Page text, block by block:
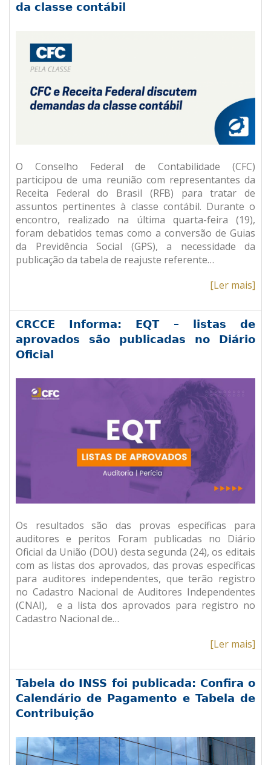
da classe contábil
O Conselho Federal de Contabilidade (CFC)
participou de uma reunião com representantes da
Receita Federal do Brasil (RFB) para tratar de
assuntos pertinentes à classe contábil. Durante o
encontro, realizado na última quarta-feira (19),
foram debatidos temas como a conversão de Guias
da Previdência Social (GPS), a necessidade da
publicação da tabela de reajuste referente…
[Ler mais]
CRCCE Informa: EQT – listas de
aprovados são publicadas no Diário
Oficial
Os resultados são das provas específicas para
auditores e peritos Foram publicadas no Diário
Oficial da União (DOU) desta segunda (24), os editais
com as listas dos aprovados, das provas específicas
para auditores independentes, que terão registro
no Cadastro Nacional de Auditores Independentes
(CNAI), e a lista dos aprovados para registro no
Cadastro Nacional de…
[Ler mais]
Tabela do INSS foi publicada: Confira o
Calendário de Pagamento e Tabela de
Contribuição